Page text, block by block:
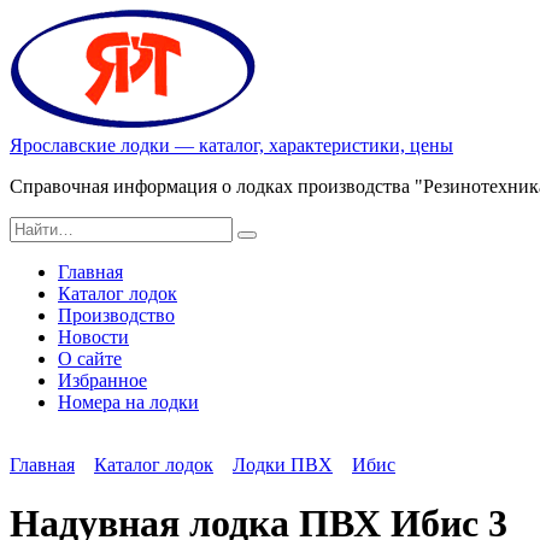
Перейти
содержанию
Ярославские лодки — каталог, характеристики, цены
Справочная информация о лодках производства
Search
for:
Главная
Каталог лодок
Производство
Новости
О сайте
Избранное
Номера на лодки
Главная Каталог лодок Лодки ПВХ Ибис
Надувная лодка ПВХ Ибис 3